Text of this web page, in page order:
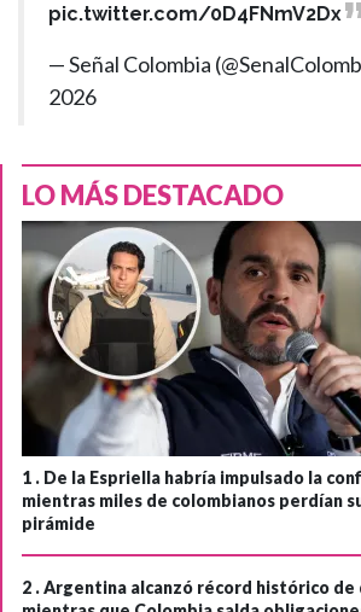
pic.twitter.com/0D4FNmV2Dx
— Señal Colombia
2026
LO MÁS DESTACADO
1 . De la Espriella habría impulsado la
mientras miles de colombianos perdían
pirámide
2 .Argentina alcanzó récord histórico de